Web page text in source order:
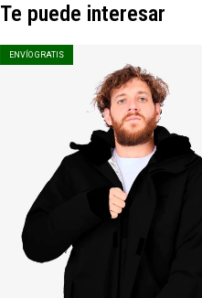
Te puede interesar
ENVÍO GRATIS